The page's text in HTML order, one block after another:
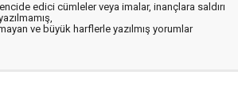
edici cümleler veya imalar, inançlara saldırı
ve büyük harflerle yazılmış yorumlar